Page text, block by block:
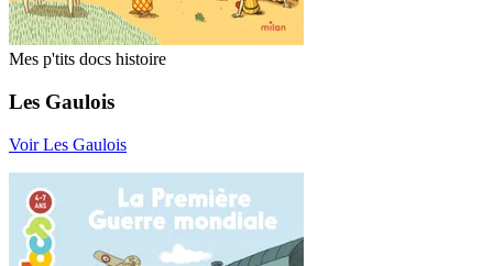
Mes p'tits docs histoire
Les Gaulois
Voir Les Gaulois